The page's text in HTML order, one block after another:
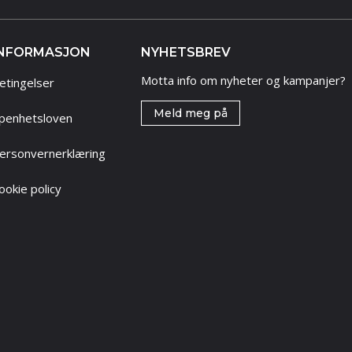
policy
NYHETSBREV
Motta info om nyheter og kampanjer?
Meld meg på